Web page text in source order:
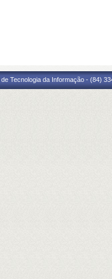
Tecnologia da Informação - (84)